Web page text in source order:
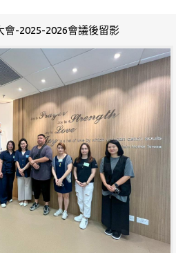
會-2025-2026會議後留影